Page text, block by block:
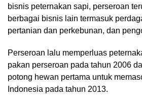
bisnis peternakan sapi, perseroan
berbagai bisnis lain termasuk
pertanian dan perkebunan, dan
Perseroan lalu memperluas
pakan perseroan pada tahun 2006
potong hewan pertama untuk
Indonesia pada tahun 2013.